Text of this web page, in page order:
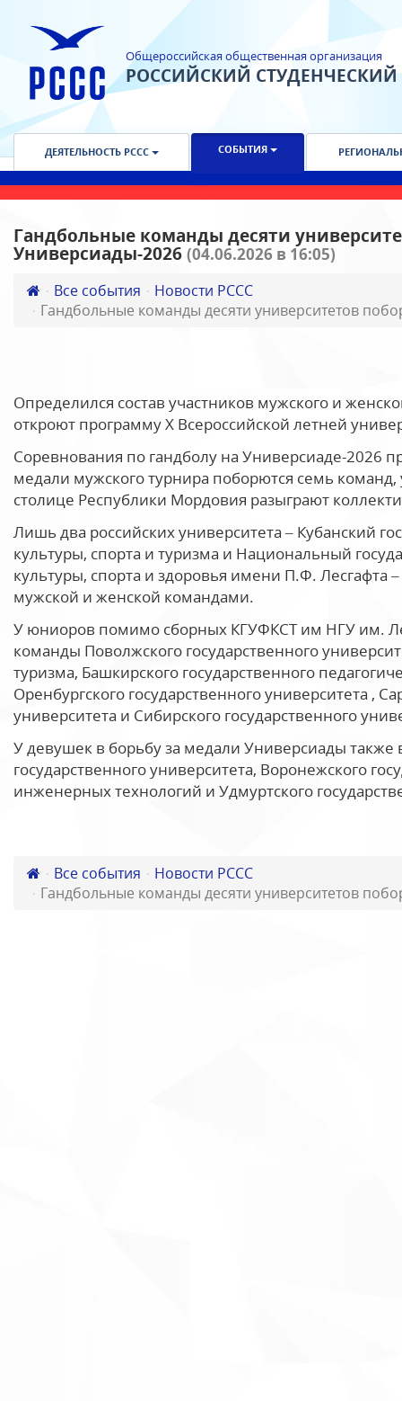
Общероссийская общественная организация
РОССИЙСКИЙ
ДЕЯТЕЛЬНОСТЬ РССС СОБЫТИЯ
Гандбольные команды десяти
Универсиады-2026 (04.06.2026 в 16:05)
Все события
Новости РССС
Гандбольные команды десяти университетов
Определился состав участников мужского и
откроют программу Х Всероссийской летней
Соревнования по гандболу на Универсиаде-2026
медали мужского турнира поборются семь
столице Республики Мордовия разыграют
Лишь два российских университета – Кубанский
культуры, спорта и туризма и Национальный
культуры, спорта и здоровья имени П.Ф. Лесгафта
мужской и женской командами.
У юниоров помимо сборных КГУФКСТ им НГУ им.
команды Поволжского государственного
туризма, Башкирского государственного
Оренбургского государственного университета ,
университета и Сибирского государственного
У девушек в борьбу за медали Универсиады также
государственного университета, Воронежского
инженерных технологий и Удмуртского
Все события
Новости РССС
Гандбольные команды десяти университетов